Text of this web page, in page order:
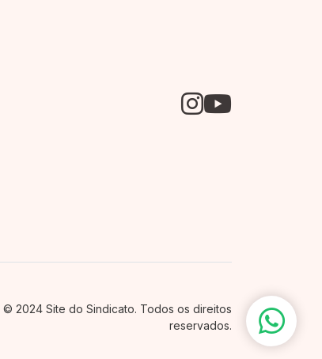
© 2024 Site do Sindicato. Todos os direitos
reservados.